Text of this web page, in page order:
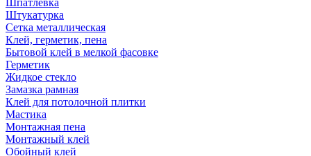
Шпатлевка
Штукатурка
Сетка металлическая
Клей, герметик, пена
Бытовой клей в мелкой фасовке
Герметик
Жидкое стекло
Замазка рамная
Клей для потолочной плитки
Мастика
Монтажная пена
Монтажный клей
Обойный клей